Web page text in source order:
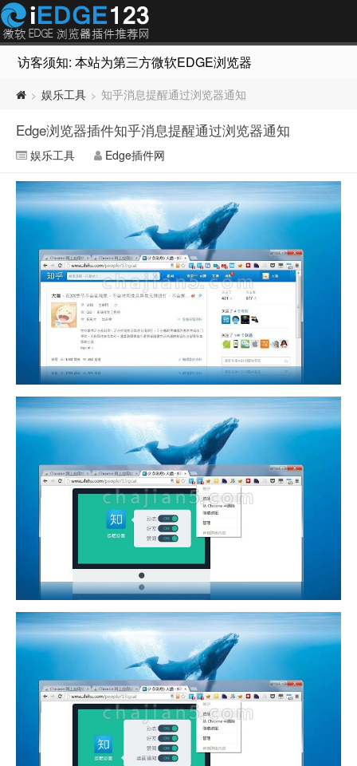
访客须知: 本站为第三方微软EDGE浏览器插件推荐网站，
> 娱乐工具 > 知乎消息提醒通过浏览器通知
Edge浏览器插件知乎消息提醒通过浏览器通知
娱乐工具 Edge插件网